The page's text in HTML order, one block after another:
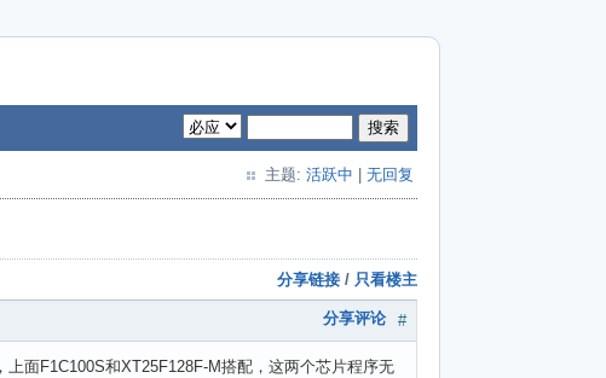
搜索
主题: 活跃中 无回复
分享链接 / 只看楼主
#
分享评论
面F1C100S和XT25F128F-M搭配，这两个芯片程序无